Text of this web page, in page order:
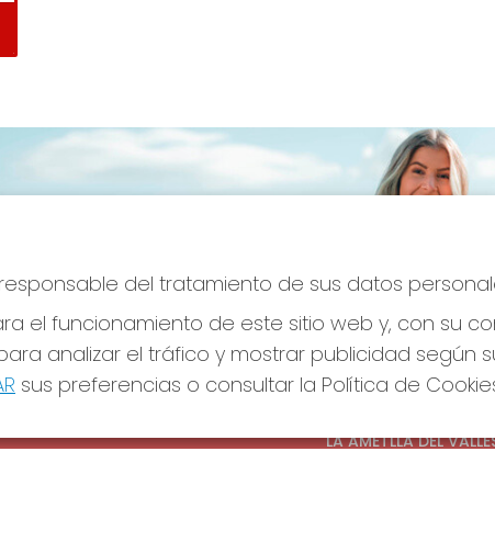
REDES SOCIALES CONTACTO
LA AMETLLA DEL
del tratamiento de sus datos
el funcionamiento de este sitio web y, con su
analizar el tráfico y mostrar publicidad según
sus preferencias o consultar la Política de